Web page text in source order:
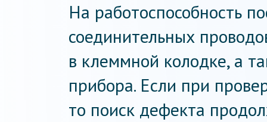
На работоспособность
соединительных
в клеммной колодке, а
прибора. Если при
то поиск дефекта